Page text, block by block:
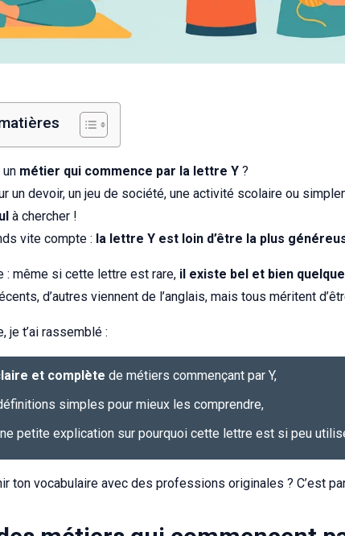
métier qui commence par la lettre Y ?
un devoir, un jeu de société, une activité scolaire ou
à chercher !
vite compte : la lettre Y est loin d’être la plus
: même si cette lettre est rare, il existe bel et bien
d’autres viennent de l’anglais, mais tous méritent
je t’ai rassemblé :
et complète de métiers commençant par Y,
simples pour mieux les comprendre,
petite explication sur pourquoi cette lettre est si peu
ton vocabulaire avec des professions originales ? C’est